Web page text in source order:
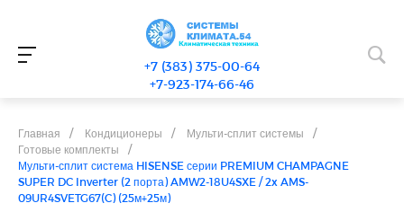
+7 (383) 375-00-64
+7-923-174-66-46
Главная / Кондиционеры / Мульти-сплит системы
/
Готовые комплекты
/
Мульти-сплит система HISENSE серии PREMIUM CHAMPAGNE
SUPER DC Inverter (2 порта) AMW2-18U4SXE / 2x AMS-
09UR4SVETG67(C) (25м+25м)